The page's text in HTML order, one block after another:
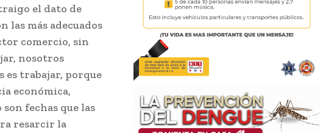
el dato de
las más adecuados
comercio, sin
nosotros
es trabajar, porque
económica,
fechas que las
resarcir la